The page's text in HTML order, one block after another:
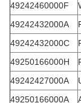
49242460000F
49242432000A
49242432000C
49250166000H
49242427000A
49250166000A